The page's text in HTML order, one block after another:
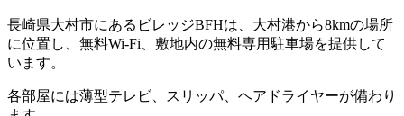
長崎県大村市にあるビレッジBFHは、大村港から8kmの場所
に位置し、無料Wi-Fi、敷地内の無料専用駐車場を提供して
います。
各部屋には薄型テレビ、スリッパ、ヘアドライヤーが備わり